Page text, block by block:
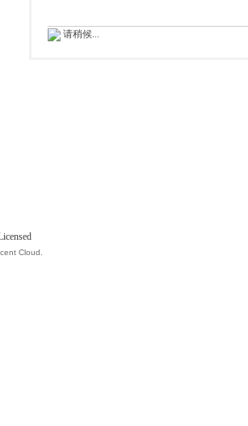
请稍候...
Cloud.